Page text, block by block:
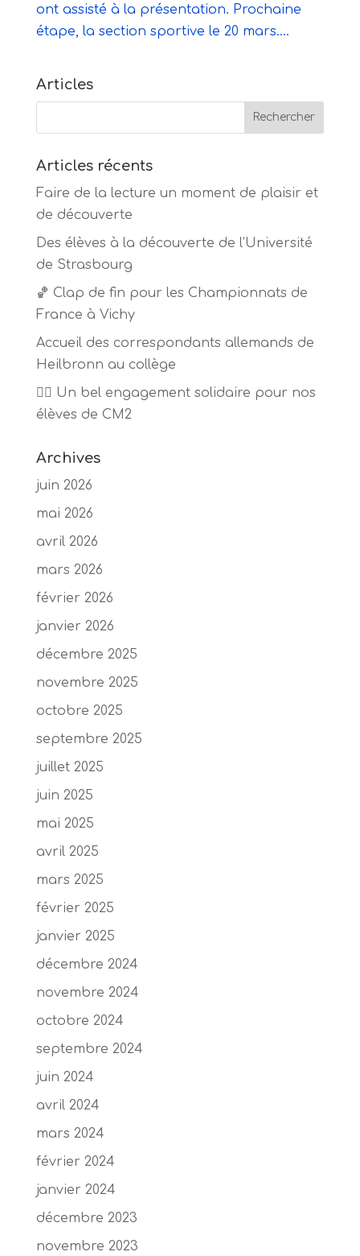
ont assisté à la présentation. Prochaine
étape, la section sportive le 20 mars....
Articles
Articles récents
Faire de la lecture un moment de plaisir et
de découverte
Des élèves à la découverte de l’Université
de Strasbourg
🏀 Clap de fin pour les Championnats de
France à Vichy
Accueil des correspondants allemands de
Heilbronn au collège
🏃‍♂️ Un bel engagement solidaire pour nos
élèves de CM2
Archives
juin 2026
mai 2026
avril 2026
mars 2026
février 2026
janvier 2026
décembre 2025
novembre 2025
octobre 2025
septembre 2025
juillet 2025
juin 2025
mai 2025
avril 2025
mars 2025
février 2025
janvier 2025
décembre 2024
novembre 2024
octobre 2024
septembre 2024
juin 2024
avril 2024
mars 2024
février 2024
janvier 2024
décembre 2023
novembre 2023